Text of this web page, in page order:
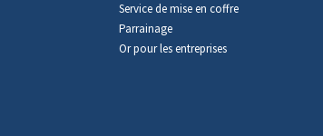
Service de mise en coffre
Parrainage
Or pour les entreprises